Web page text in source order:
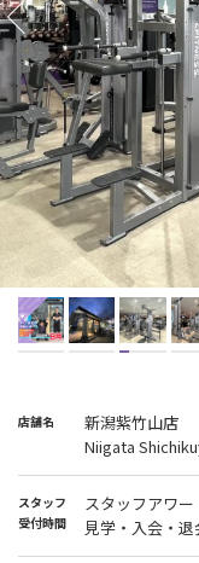
店舗名
新潟紫竹山店
Niigata
スタッフ
受付時間
スタッフアワ
見学・入会・